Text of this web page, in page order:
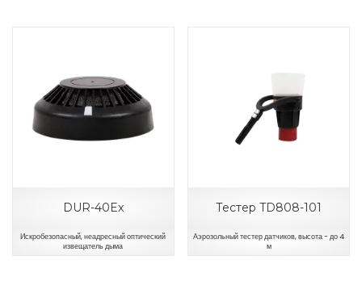
DUR-40Ex
Искробезопасный, неадресный оптический
извещатель дыма
Тестер TD808-101
Аэрозольный тестер датчиков, высота - до 4
м